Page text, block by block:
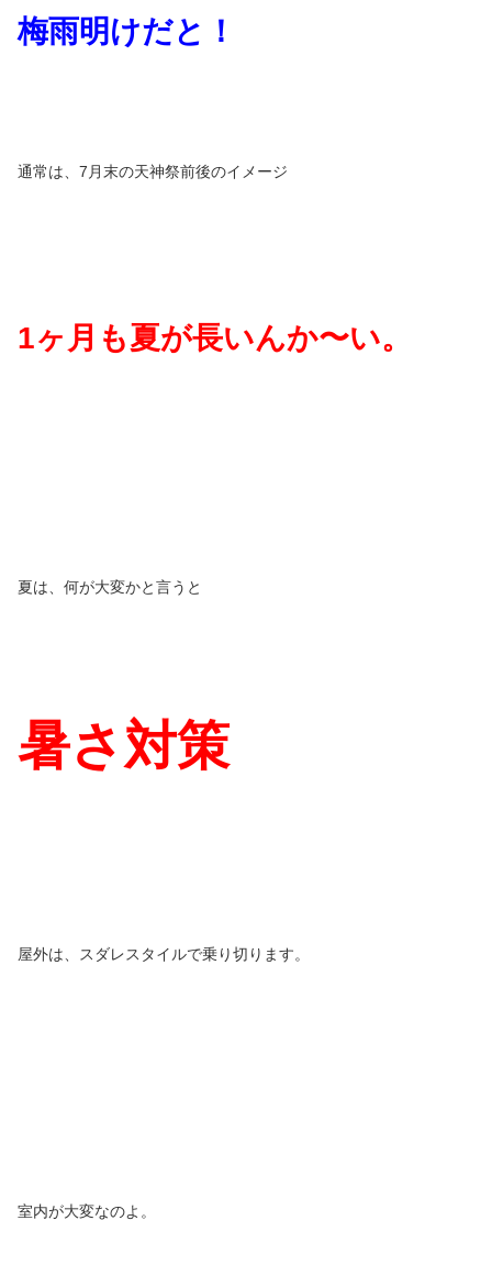
梅雨明けだと！
通常は、7月末の天神祭前後のイメージ
1ヶ月も夏が長いんか〜い。
夏は、何が大変かと言うと
暑さ対策
屋外は、スダレスタイルで乗り切ります。
室内が大変なのよ。